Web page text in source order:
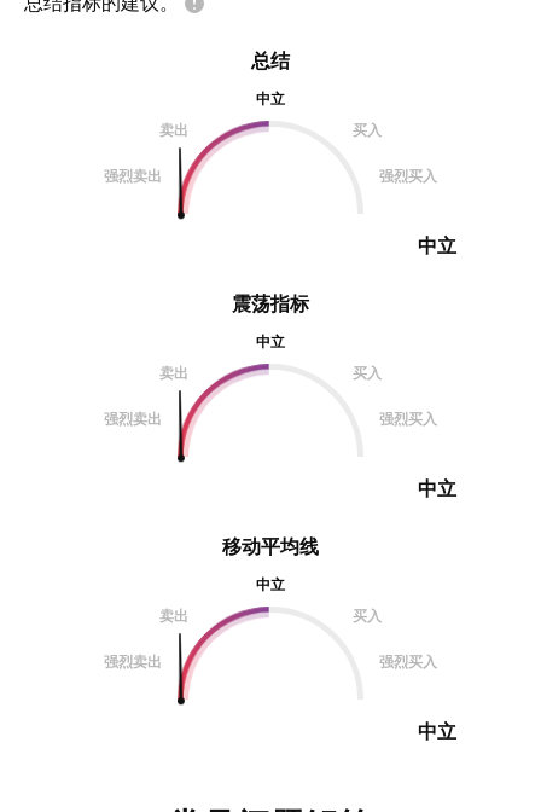
震荡指标
中立
卖出
买入
强烈卖出 强烈买入
中立
总结
中立
卖出
买入
强烈卖出 强烈买入
中立
移动平均线
中立
卖出
买入
强烈卖出 强烈买入
中立